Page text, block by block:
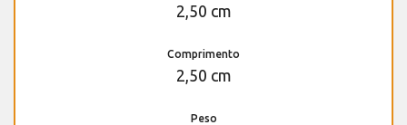
2,50 cm
Comprimento
2,50 cm
Peso